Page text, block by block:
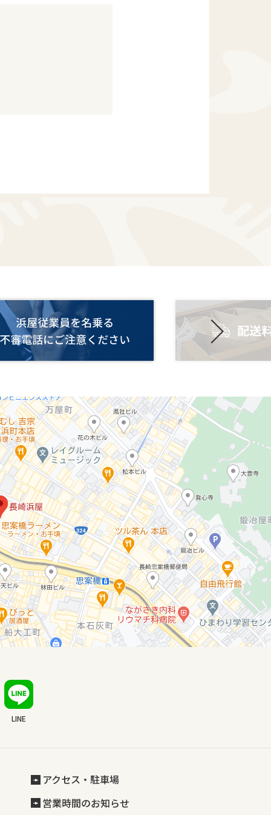
LINE
アクセス・駐車場
営業時間のお知らせ